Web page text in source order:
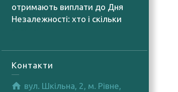
отримають виплати до Дня
Незалежності: хто і скільки
Контакти
вул. Шкільна, 2, м. Рівне,